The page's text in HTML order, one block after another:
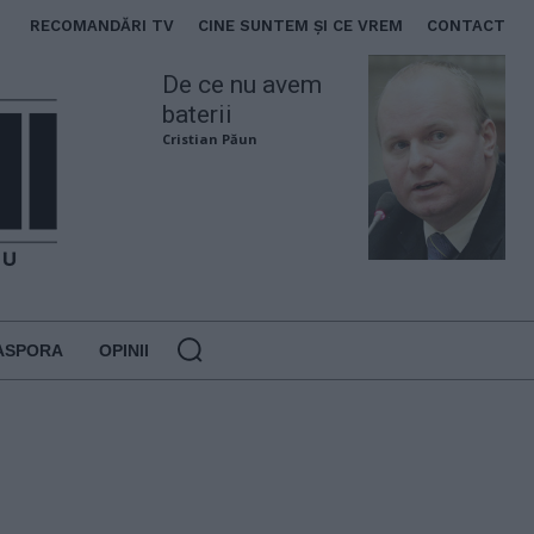
RECOMANDĂRI TV CINE SUNTEM ȘI CE VREM CONTACT
De ce nu avem
baterii
Cristian Păun
OPINII